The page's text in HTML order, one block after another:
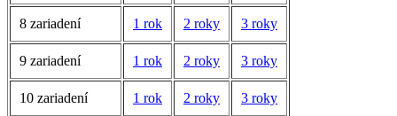
8 zariadení 1 rok 2 roky 3 roky
9 zariadení 1 rok 2 roky 3 roky
10 zariadení 1 rok 2 roky
3 roky